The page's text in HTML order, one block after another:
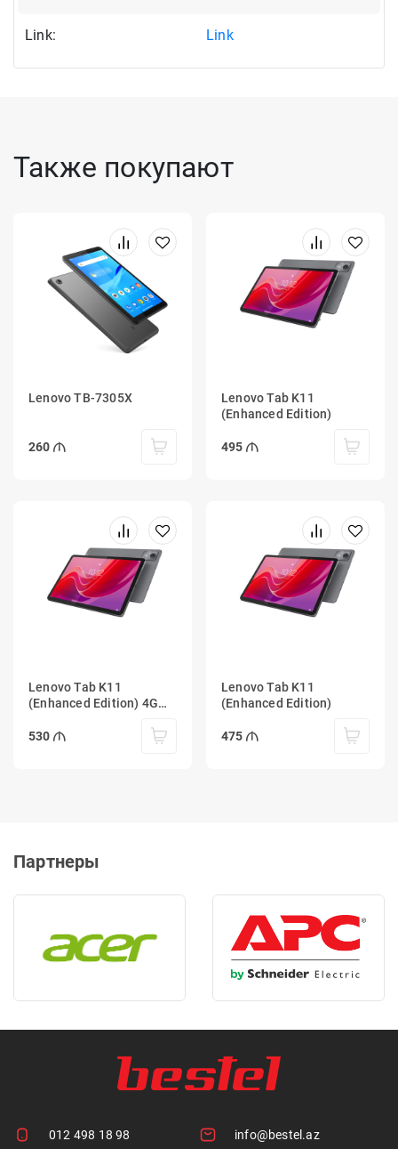
Link: Link
Также покупают
Lenovo TB-7305X
260
Lenovo Tab K11
(Enhanced Edition)
495
Lenovo Tab K11
(Enhanced Edition) 4G
530
Lenovo Tab K11
(Enhanced Edition)
475
Партнеры
012 498 18 98 info@bestel.az